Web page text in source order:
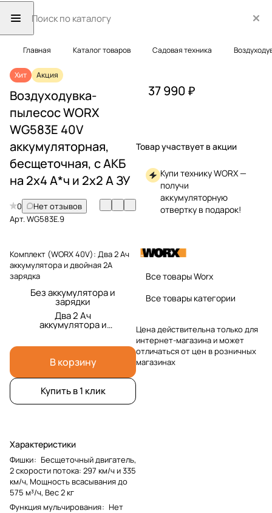
Главная Каталог товаров Садовая техника
Хит Акция
Воздуходувка-
пылесос WORX
WG583E 40V
аккумуляторная,
бесщеточная, с АКБ
на 2х4 А*ч и 2х2 А ЗУ
0
Нет отзывов
Арт.WG583E.9
Комплект (WORX 40V): Два 2 Ач
аккумулятора и двойная 2А
зарядка
Без аккумулятора и
зарядки
Два 2 Ач
аккумулятора и
двойная 2А зарядка
В корзину
Купить в 1 клик
Характеристики
Фишки: Бесщеточный двигатель,
2 скорости потока: 297 км/ч и 335
км/ч, Мощность всасывания до
575 м³/ч, Вес 2 кг
Функция мульчирования: Нет
37 990 ₽
Товар участвует в акции
Купи технику WORX —
получи
аккумуляторную
отвертку в подарок!
Все товары Worx
Все товары категории
Цена действительна только для
интернет-магазина и может
отличаться от цен в розничных
магазинах